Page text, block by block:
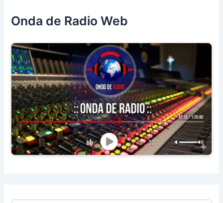
Onda de Radio Web